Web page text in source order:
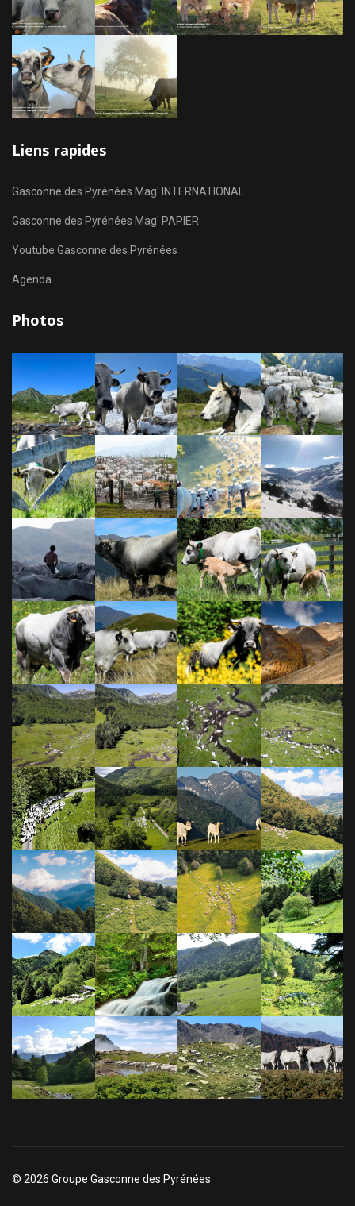
Liens rapides
Gasconne des Pyrénées Mag' INTERNATIONAL
Gasconne des Pyrénées Mag' PAPIER
Youtube Gasconne des Pyrénées
Agenda
Photos
© 2026 Groupe Gasconne des Pyrénées